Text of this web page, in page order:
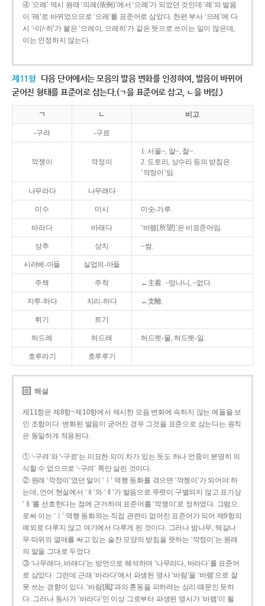
④ ‘으례’ 역시 원래 ‘의례(依例)’에서 ‘으례’가 되었던 것인데 ‘례’의 발음
이 ‘레’로 바뀌었으므로 ‘으레’를 표준어로 삼았다. 한편 부사 ‘으레’에 다
시 ‘-이/-히’가 붙은 ‘으레이, 으레히’가 같은 뜻으로 쓰이는 일이 많은데,
이는 인정하지 않는다.
제11항 다음 단어에서는 모음의 발음 변화를 인정하여, 발음이 바뀌어
굳어진 형태를 표준어로 삼는다.(ㄱ을 표준어로 삼고, ㄴ을 버림.)
ㄱ ㄴ 비고
-구려 -구료
깍쟁이 깍정이
1. 서울~, 알~, 찰~.
2. 도토리, 상수리 등의 받침은
‘깍정이’임.
나무라다 나무래다
미수 미시 미숫-가루.
바라다 바래다 ‘바램[所望]’은 비표준어임.
상추 상치 ~쌈.
시러베-아들 실업의-아들
주책 주착 ←主着. ~망나니, ~없다.
지루-하다 지리-하다 ←支離.
튀기 트기
허드레 허드래 허드렛-물, 허드렛-일.
호루라기 호루루기
해설
제11항은 제8항~제10항에서 제시한 모음 변화에 속하지 않는 예들을 보
인 조항이다. 변화된 발음이 굳어진 경우 그것을 표준으로 삼는다는 원칙
은 동일하게 적용된다.
① ‘-구려’와 ‘-구료’는 미묘한 의미 차가 있는 듯도 하나 언중이 분명히 의
식할 수 없으므로 ‘-구려’ 쪽만 살린 것이다.
② 원래 ‘깍정이’였던 말이 ‘ㅣ’ 역행 동화를 겪으면 ‘깍젱이’가 되어야 하
는데, 언어 현실에서 ‘ㅐ’와 ‘ㅔ’가 발음으로 뚜렷이 구별되지 않고 표기상
‘ㅐ’를 선호한다는 점에 근거하여 표준어를 ‘깍쟁이’로 정하였다. 그럼으
로써 이는 ‘ㅣ’ 역행 동화와는 직접 관련이 없어진 표준어가 되어 제9항의
예외로 다루지 않고 여기에서 다루게 된 것이다. 그러나 밤나무, 떡갈나
무 따위의 열매를 싸고 있는 술잔 모양의 받침을 뜻하는 ‘깍정이’는 원래
의 말을 그대로 두었다.
③ ‘나무래다, 바래다’는 방언으로 해석하여 ‘나무라다, 바라다’를 표준어
로 삼았다. 그런데 근래 ‘바라다’에서 파생된 명사 ‘바람’을 ‘바램’으로 잘
못 쓰는 경향이 있다. ‘바람[風]’과의 혼동을 피하려는 심리 때문인 듯하
다. 그러나 동사가 ‘바라다’인 이상 그로부터 파생된 명사가 ‘바램’이 될